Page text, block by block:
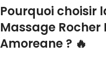
Pourquoi choisir
Massage Rocher
Amoreane ? 🔥